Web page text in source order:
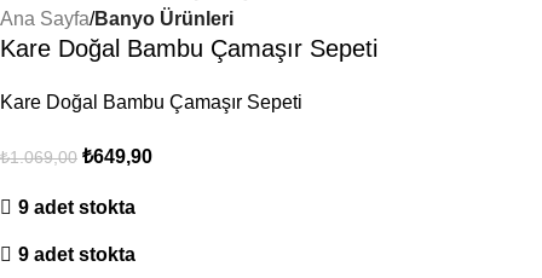
Ana Sayfa Banyo Ürünleri
Kare Doğal Bambu Çamaşır Sepeti
Kare Doğal Bambu Çamaşır Sepeti
₺1.069,00 ₺649,90
9 adet stokta
9 adet stokta